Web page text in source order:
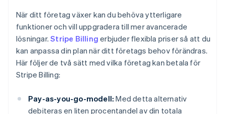
När ditt företag växer kan du behöva ytterligare
funktioner och vill uppgradera till mer avancerade
lösningar.Stripe Billing erbjuder flexibla priser så att du
kan anpassa din plan när ditt företags behov förändras.
Här följer de två sätt med vilka företag kan betala för
Stripe Billing:
Pay-as-you-go-modell: Med detta alternativ
debiteras en liten procentandel av din totala